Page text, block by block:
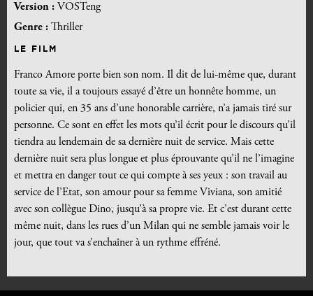
Version : VOSTeng
Genre : Thriller
LE FILM
Franco Amore porte bien son nom. Il dit de lui-même que, durant
toute sa vie, il a toujours essayé d’être un honnête homme, un
policier qui, en 35 ans d’une honorable carrière, n’a jamais tiré sur
personne. Ce sont en effet les mots qu’il écrit pour le discours qu’il
tiendra au lendemain de sa dernière nuit de service. Mais cette
dernière nuit sera plus longue et plus éprouvante qu’il ne l’imagine
et mettra en danger tout ce qui compte à ses yeux : son travail au
service de l’Etat, son amour pour sa femme Viviana, son amitié
avec son collègue Dino, jusqu’à sa propre vie. Et c’est durant cette
même nuit, dans les rues d’un Milan qui ne semble jamais voir le
jour, que tout va s’enchaîner à un rythme effréné.